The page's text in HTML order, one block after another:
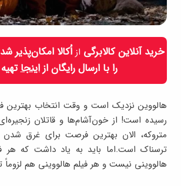
خرید آنلاین کالابرگی از اُکالا امکان‌پذیر
را با ارسال رایگان ازاینجا
هالووین نزدیک است و وقت انتخاب بهترین
رسیده است! از خون‌آشام‌ها و قاتلان
متروکه، الان بهترین فرصت برای غرق شدن
ترسناک است.اما باید به یاد داشت که هر
هالووینی نیست و هر فیلم هالووینی هم